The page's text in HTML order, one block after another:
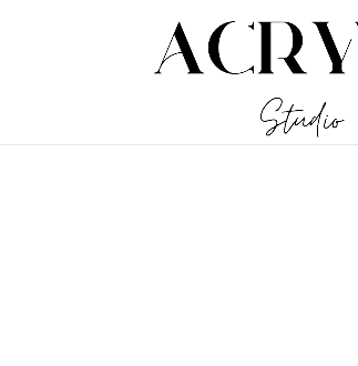
/** * Note: This file may contain artifacts of